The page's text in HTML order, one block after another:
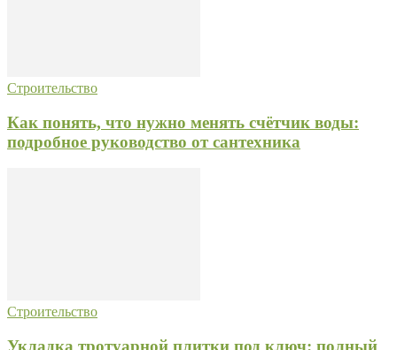
Строительство
Как понять, что нужно менять счётчик воды:
подробное руководство от сантехника
Строительство
Укладка тротуарной плитки под ключ: полный